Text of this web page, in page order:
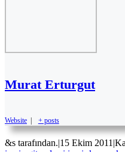
Murat Erturgut
Website + posts
&s tarafından.|15 Ekim 2011 |